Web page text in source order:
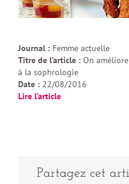
Journal : Femme actuelle
Titre de l’article : On
à la sophrologie
Date : 22/08/2016
Lire l’article
Partagez cet